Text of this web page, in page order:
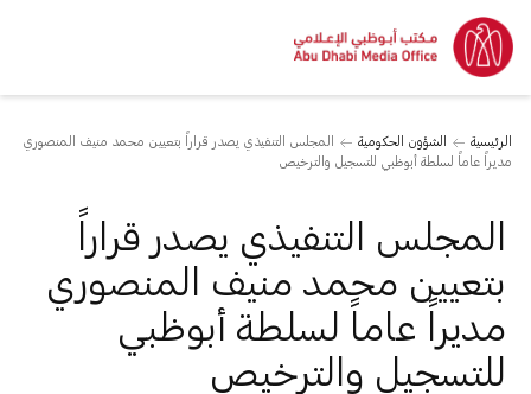
الرئيسية الشؤون الحكومية
المجلس التنفيذي يصدر قراراً بتعيين محمد منيف المنصوري
مديراً عاماً لسلطة أبوظبي للتسجيل والترخيص
المجلس التنفيذي يصدر قراراً
بتعيين محمد منيف المنصوري
مديراً عاماً لسلطة أبوظبي
للتسجيل والترخيص